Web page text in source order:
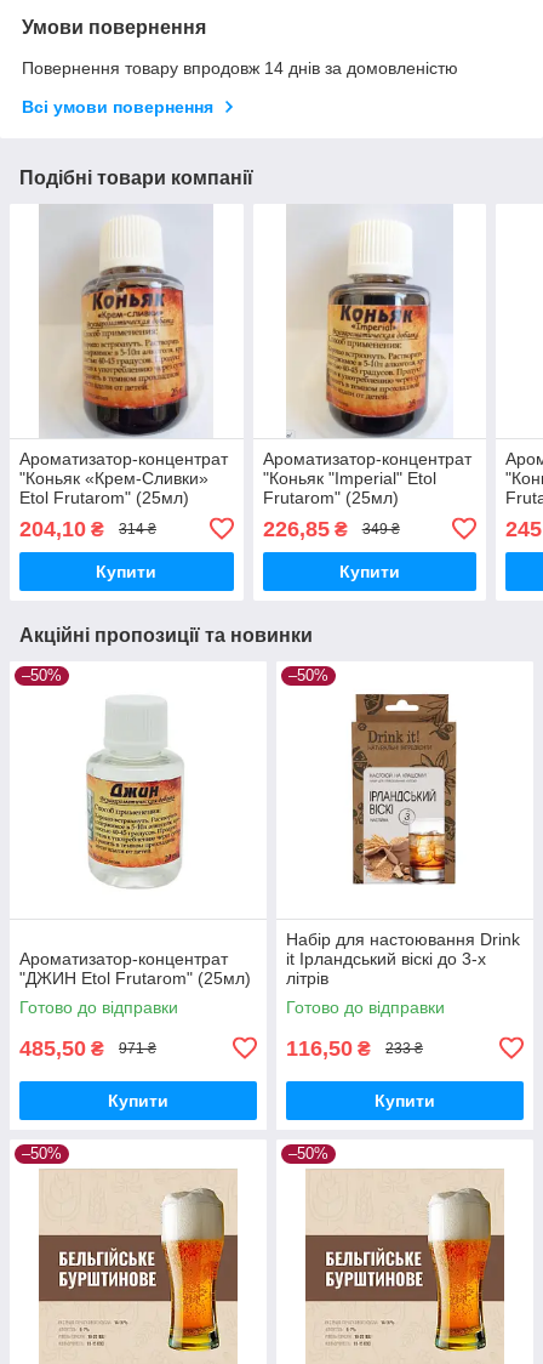
Умови повернення
Повернення товару впродовж 14 днів за домовленістю
Всі умови повернення
Подібні товари компанії
Ароматизатор-концентрат
"Коньяк «Крем-Сливки»
Etol Frutarom" (25мл)
204,10 ₴ 314 ₴
Купити
Ароматизатор-концентрат
"Коньяк "Imperial" Etol
Frutarom" (25мл)
226,85₴ 349 ₴
Купити
Акційні пропозиції та новинки
–50%
Ароматизатор-концентрат
"ДЖИН Etol Frutarom" (25мл)
Готово до відправки
485,50 ₴ 971 ₴
Купити
–50%
Набір для настоювання Drink
it Ірландський віскі до 3-х
літрів
Готово до відправки
116,50 ₴ 233 ₴
Купити
–50% –50%